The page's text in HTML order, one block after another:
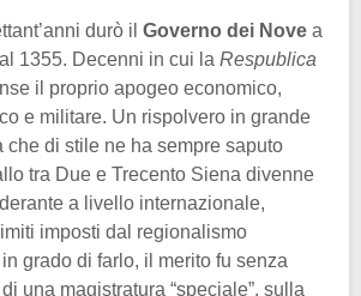
durò il Governo dei Nove a
1355. Decenni in cui la Respublica
il proprio apogeo economico,
e militare. Un rispolvero in grande
che di stile ne ha sempre saputo
tra Due e Trecento Siena divenne
a livello internazionale,
imposti dal regionalismo
grado di farlo, il merito fu senza
una magistratura “speciale”, sulla